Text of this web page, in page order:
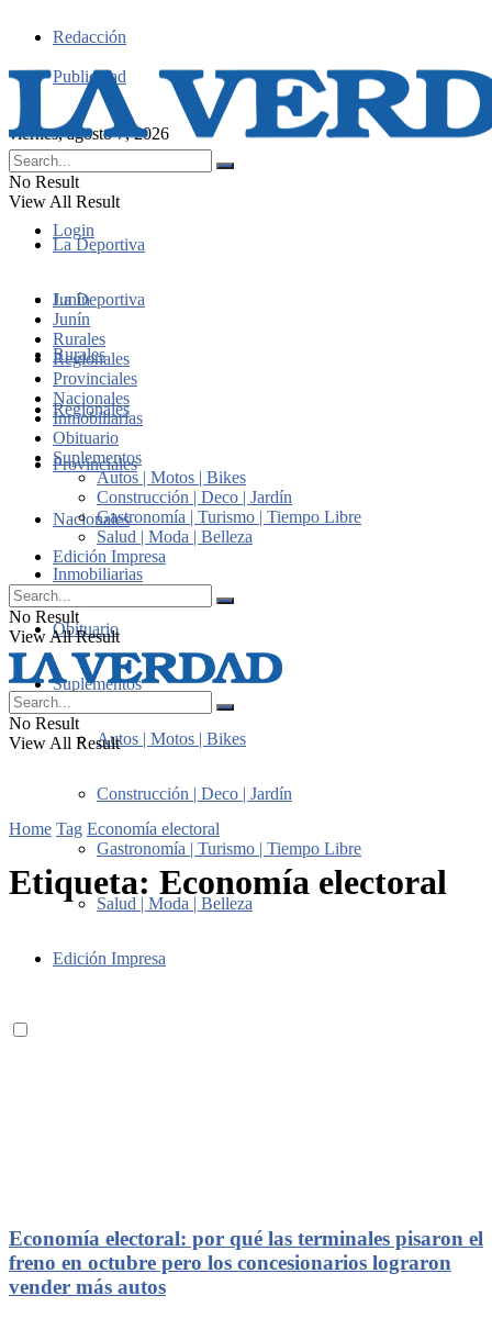
Redacción
Publicidad
viernes, agosto 7, 2026
Login
No Result
View All Result
La Deportiva
Junín
Rurales
Regionales
Provinciales
Nacionales
Inmobiliarias
Obituario
Suplementos
Autos | Motos | Bikes
Construcción | Deco | Jardín
Gastronomía | Turismo | Tiempo Libre
Salud | Moda | Belleza
Edición Impresa
La Deportiva
Junín
Rurales
Regionales
Provinciales
Nacionales
Inmobiliarias
Obituario
Suplementos
Autos | Motos | Bikes
Construcción | Deco | Jardín
Gastronomía | Turismo | Tiempo Libre
Salud | Moda | Belleza
Edición Impresa
No Result
View All Result
No Result
View All Result
Home Tag Economía electoral
Etiqueta: Economía electoral
Economía electoral: por qué las terminales pisaron el
freno en octubre pero los concesionarios lograron
vender más autos